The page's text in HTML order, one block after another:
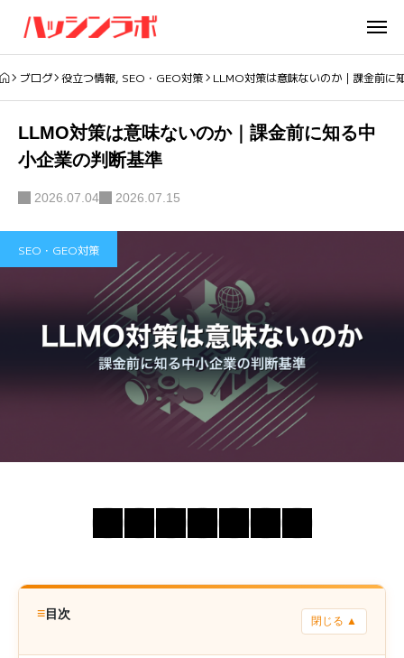
ブログ 役立つ情報, SEO・GEO対策 LLMO対策は意味ないのか｜課金前に
LLMO対策は意味ないのか｜課金前に知る中
小企業の判断基準
2026.07.04 2026.07.15
SEO・GEO対策
≡目次
閉じる ▲